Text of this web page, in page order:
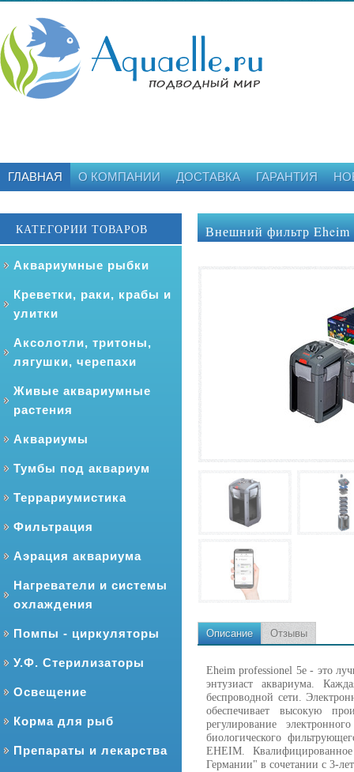
ГЛАВНАЯ О КОМПАНИИ ДОСТАВКА ГАРАНТИЯ
КАТЕГОРИИ ТОВАРОВ
Аквариумные рыбки
Креветки, раки, крабы и
улитки
Аксолотли, тритоны,
лягушки, черепахи
Живые аквариумные
растения
Аквариумы
Тумбы под аквариум
Террариумистика
Фильтрация
Аэрация аквариума
Нагреватели и системы
охлаждения
Помпы - циркуляторы
У.Ф. Стерилизаторы
Освещение
Корма для рыб
Препараты и лекарства
Внешний фильтр Eheim
Описание Отзывы
Eheim professionel 5e - это
энтузиаст аквариума.
беспроводной сети.
обеспечивает высокую
регулирование
биологического
EHEIM.
Германии" в сочетании с 3-